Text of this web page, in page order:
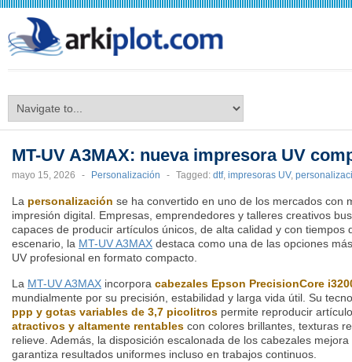
MT-UV A3MAX: nueva impresora UV
mayo 15, 2026 - Personalización - Tagged: dtf, impresoras UV,
La personalización se ha convertido en uno de los mercados con
impresión digital. Empresas, emprendedores y talleres creativos
capaces de producir artículos únicos, de alta calidad y con tiempos
escenario, la MT-UV A3MAX destaca como una de las opciones
UV profesional en formato compacto.
La MT-UV A3MAX incorpora cabezales Epson PrecisionCore
mundialmente por su precisión, estabilidad y larga vida útil. Su
ppp y gotas variables de 3,7 picolitros permite reproducir
atractivos y altamente rentables con colores brillantes, texturas
relieve. Además, la disposición escalonada de los cabezales
garantiza resultados uniformes incluso en trabajos continuos.